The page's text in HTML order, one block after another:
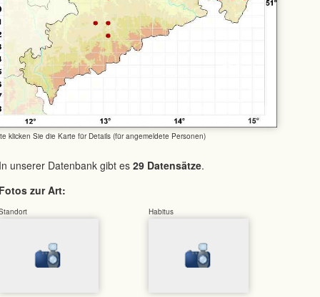
klicken Sie die Karte für Details (für angemeldete Personen)
unserer Datenbank gibt es 29 Datensätze.
zur Art:
Habitus